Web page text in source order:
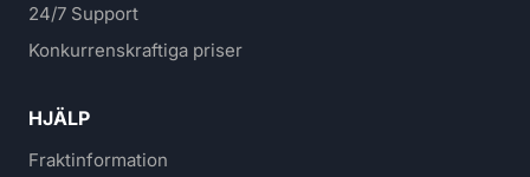
24/7 Support
Konkurrenskraftiga priser
HJÄLP
Fraktinformation